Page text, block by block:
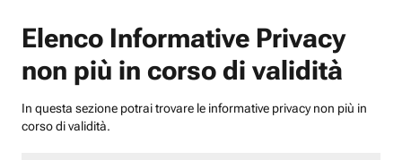
Elenco Informative Privacy
non più in corso di validità
In questa sezione potrai trovare le informative privacy non più in
corso di validità.